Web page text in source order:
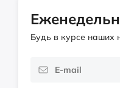
Будь в курсе наших